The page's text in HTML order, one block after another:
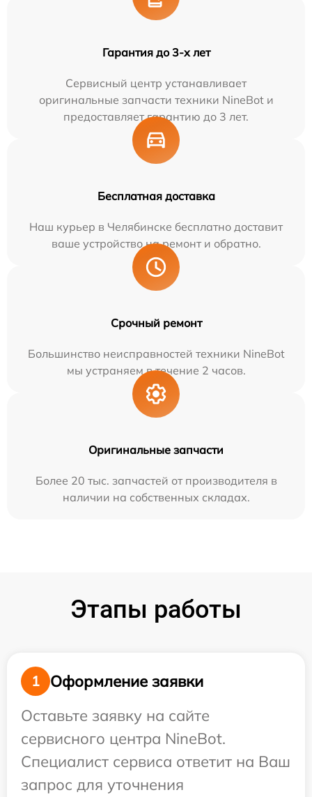
Гарантия до 3-х лет
Сервисный центр устанавливает
оригинальные запчасти техники NineBot и
предоставляет гарантию до 3 лет.
Бесплатная доставка
Наш курьер в Челябинске бесплатно доставит
ваше устройство на ремонт и обратно.
Срочный ремонт
Большинство неисправностей техники NineBot
мы устраняем в течение 2 часов.
Оригинальные запчасти
Более 20 тыс. запчастей от производителя в
наличии на собственных складах.
Этапы работы
1
Оформление заявки
Оставьте заявку на сайте
сервисного центра NineBot.
Специалист сервиса ответит на Ваш
запрос для уточнения